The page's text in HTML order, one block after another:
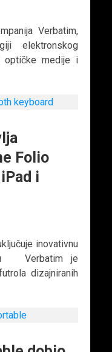
Verbatim,
elektronskog
optičke medije i
Folio
i
inovativnu
Verbatim je
dizajniranih